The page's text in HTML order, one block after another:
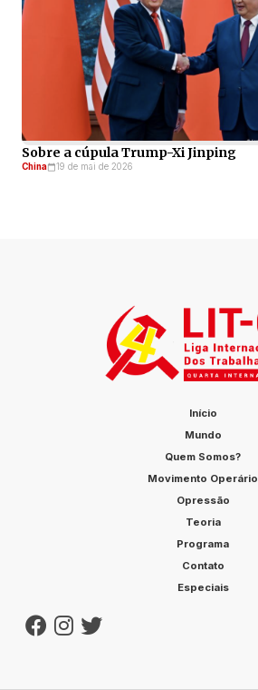
Sobre a cúpula Trump-Xi Jinping
China 19 de mai de 2026
Início
Mundo
Quem Somos?
Movimento Operário
Opressão
Teoria
Programa
Contato
Especiais